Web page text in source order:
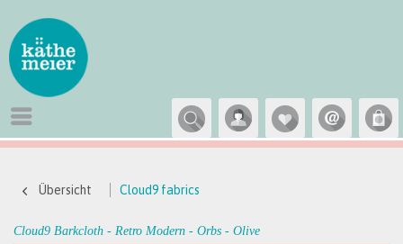
Übersicht Cloud9 fabrics
Cloud9 Barkcloth - Retro Modern - Orbs - Olive